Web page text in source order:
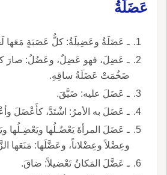
عَضَلَةُ
ـ عَضَلَةُ وعَضِيلَةُ: كلُّ عَصَبَةٍ مَعَها
ـ عَضِلَ، فهو عَضِلٌ، وعَضُلُ: صارَ
ضَخُمَتْ عَضَلَةُ ساقِهِ.
ـ عَضَلَ عليه: ضَيَّقَ.
ـ عَضَلَ به الأمرُ: اشْتَدَّ، كأَعْضَلَ
ـ عَضَلَ المرأةَ يَعْضُـلُها ويَعْضِـلُها
وعِضْلاً وعِضْلاناً، وعَضَّلَها: مَنَعَها
ـ عَضَّلَ المَكانُ تَعْضيلاً: ضاقَ.